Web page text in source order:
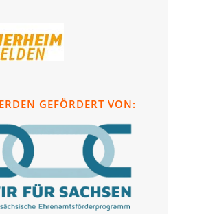
GEFÖRDERT VON: